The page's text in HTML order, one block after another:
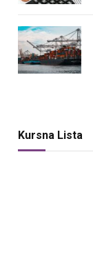
Kursna Lista